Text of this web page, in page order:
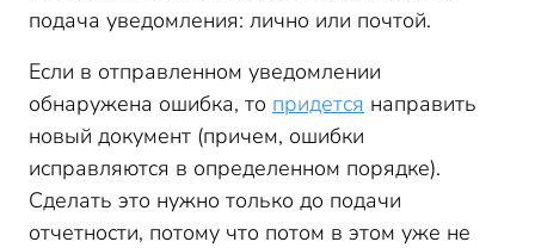
подача уведомления: лично или почтой.
Если в отправленном уведомлении
обнаружена ошибка, то придется направить
новый документ (причем, ошибки
исправляются в определенном порядке).
Сделать это нужно только до подачи
отчетности, потому что потом в этом уже не